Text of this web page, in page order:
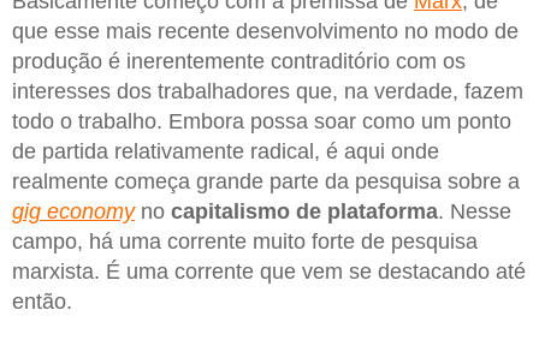
que esse mais recente desenvolvimento no modo de
produção é inerentemente contraditório com os
interesses dos trabalhadores que, na verdade, fazem
todo o trabalho. Embora possa soar como um ponto
de partida relativamente radical, é aqui onde
realmente começa grande parte da pesquisa sobre a
gig economyno capitalismo de plataforma. Nesse
campo, há uma corrente muito forte de pesquisa
marxista. É uma corrente que vem se destacando até
então.